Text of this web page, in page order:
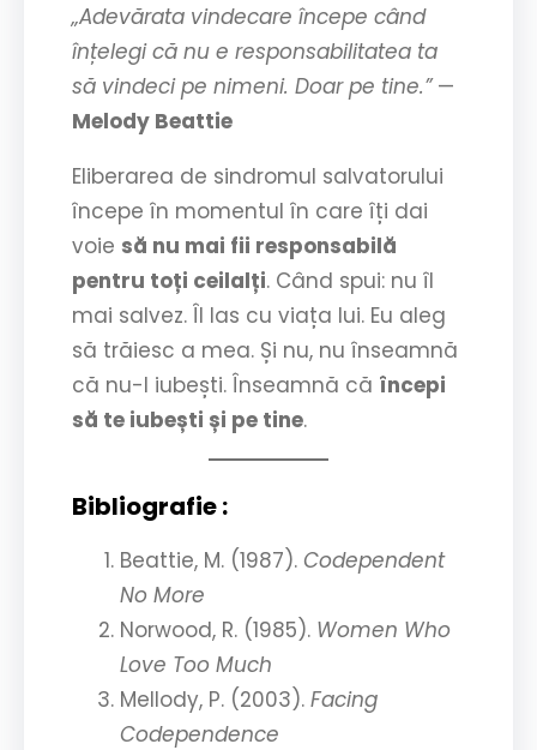
„Adevărata vindecare începe când
înțelegi că nu e responsabilitatea ta
să vindeci pe nimeni. Doar pe tine.”—
Melody Beattie
Eliberarea de sindromul salvatorului
începe în momentul în care îți dai
voie să nu mai fii responsabilă
pentru toți ceilalți. Când spui: nu îl
mai salvez. Îl las cu viața lui. Eu aleg
să trăiesc a mea. Și nu, nu înseamnă
că nu-l iubești. Înseamnă că începi
să te iubești și pe tine.
Bibliografie :
Beattie, M. (1987). Codependent
No More
Norwood, R. (1985). Women Who
Love Too Much
Mellody, P. (2003). Facing
Codependence